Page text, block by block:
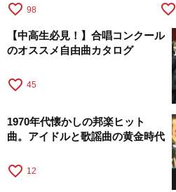
favorite_border 98 favorite_border
【中高生必見！】合唱コンクール
のオススメ自由曲カタログ
favorite_border 45
1970年代懐かしの邦楽ヒット
曲。アイドルと歌謡曲の黄金時代
favorite_border 12